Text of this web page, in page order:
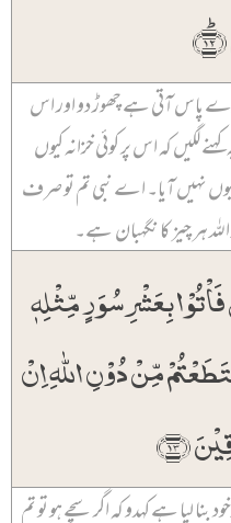
پاس آتی ہے چھوڑ دو اور اس
لگیں کہ اس پر کوئی خزانہ کیوں
کیوں نہیں آیا۔ اے نبی تم تو صرف
ہر چیز کا نگہبان ہے۔
بِعَشۡرِ سُوَرٍ مِّثۡلِہٖ
مِّنۡ دُوۡنِ اللّٰہِ اِنۡ
لیا ہے کہدو کہ اگر سچے ہو تو تم